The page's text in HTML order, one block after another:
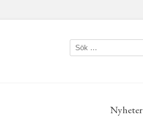
Sök
efter:
Nyheter